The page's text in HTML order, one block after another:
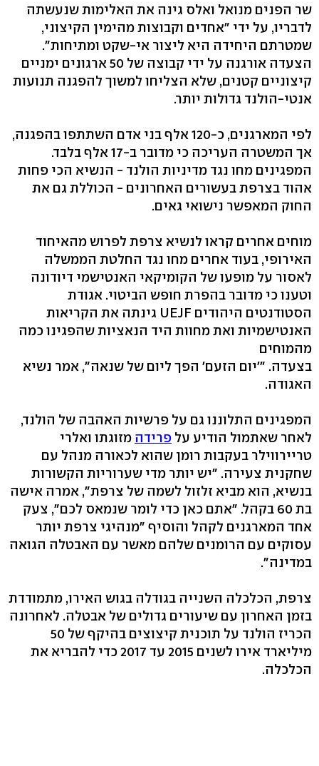
שר הפנים מנואל ואלס גינה את האלימות שנעשתה
לדבריו, על ידי "אחדים וקבוצות מהימין הקיצוני,
שמטרתם היחידה היא ליצור אי-שקט ומתיחות".
הצעדה אורגנה על ידי קבוצה של 50 ארגונים ימניים
קיצוניים קטנים, שלא הצליחו למשוך להפגנה תנועות
אנטי-הולנד גדולות יותר.
לפי המארגנים, כ-120 אלף בני אדם השתתפו בהפגנה,
אך המשטרה העריכה כי מדובר ב-17 אלף בלבד.
המפגינים מחו נגד מדיניות הולנד - הנשיא הכי פחות
אהוד בצרפת בעשורים האחרונים - הכוללת גם את
החוק המאפשר נישואי גאים.
מוחים אחרים קראו לנשיא צרפת לפרוש מהאיחוד
האירופי, בעוד אחרים מחו נגד החלטת הממשלה
לאסור על מופעו של הקומיקאי האנטישמי דיודונה
וטענו כי מדובר בהפרת חופש הביטוי. אגודת
הסטודנטים היהודים UEJF גינתה את הקריאות
האנטישמיות ואת מחוות היד הנאציות שהפגינו כמה
מהמוחים
בצעדה. "'יום הזעם' הפך ליום של שנאה", אמר נשיא
האגודה.
המפגינים התלוננו גם על פרשיות האהבה של הולנד,
לאחר שאתמול הודיע על פרידה מזוגתו ואלרי
טריירווילר בעקבות רומן שהוא לכאורה מנהל עם
שחקנית צעירה. "יש יותר מדי שערוריות הקשורות
בנשיא, הוא מביא זלזול לשמה של צרפת", אמרה אישה
בת 60 בקהל. "אתם כאן כדי לומר שנמאס לכם", צעק
אחד המארגנים לקהל והוסיף "מנהיגי צרפת יותר
עסוקים עם הרומנים שלהם מאשר עם האבטלה הגואה
במדינה".
צרפת, הכלכלה השנייה בגודלה בגוש האירו, מתמודדת
בזמן האחרון עם שיעורים גדולים של אבטלה. לאחרונה
הכריז הולנד על תוכנית קיצוצים בהיקף של 50
מיליארד אירו לשנים 2015 עד 2017 כדי להבריא את
הכלכלה.